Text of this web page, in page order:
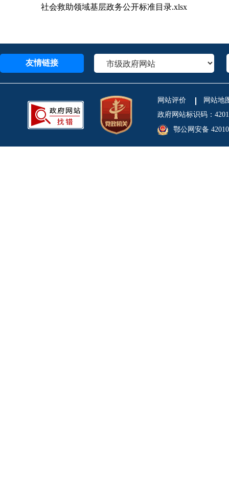
社会救助领域基层政务公开标准目录.xlsx
友情链接
网站评价
网站地
政府网站标识码：
鄂公网安备